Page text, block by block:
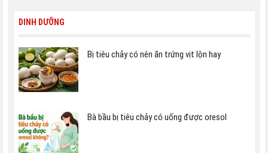
DINH DƯỠNG
Bị tiêu chảy có nên ăn trứng vịt lộn hay
Bà bầu bị tiêu chảy có uống được oresol